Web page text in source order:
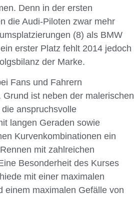
Denn in der ersten
die Audi-Piloten zwar mehr
(8) als BMW
erster Platz fehlt 2014 jedoch
der Marke.
Fans und Fahrern
ist neben der malerischen
anspruchsvolle
langen Geraden sowie
Kurvenkombinationen ein
mit zahlreichen
Besonderheit des Kurses
mit einer maximalen
einem maximalen Gefälle von